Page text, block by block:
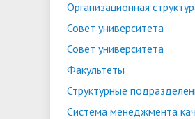
Образовательные
программы БИП
Расписание дней
Стоимость обучения
в магистратуре
Кружки и клубы
Нормативно-правовое
обеспечение
процесса
Сборник научных
студентов и
Организационная
Совет университета
Совет университета
Факультеты
Структурные
Система менеджмента